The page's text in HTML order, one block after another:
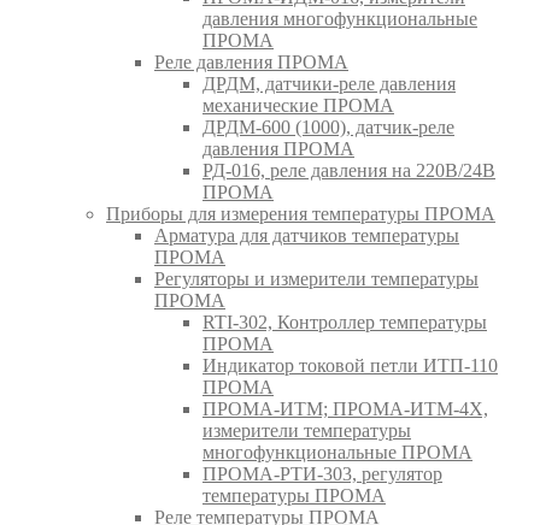
давления многофункциональные
ПРОМА
Реле давления ПРОМА
ДРДМ, датчики-реле давления
механические ПРОМА
ДРДМ-600 (1000), датчик-реле
давления ПРОМА
РД-016, реле давления на 220В/24В
ПРОМА
Приборы для измерения температуры ПРОМА
Арматура для датчиков температуры
ПРОМА
Регуляторы и измерители температуры
ПРОМА
RTI-302, Контроллер температуры
ПРОМА
Индикатор токовой петли ИТП-110
ПРОМА
ПРОМА-ИТМ; ПРОМА-ИТМ-4Х,
измерители температуры
многофункциональные ПРОМА
ПРОМА-РТИ-303, регулятор
температуры ПРОМА
Реле температуры ПРОМА